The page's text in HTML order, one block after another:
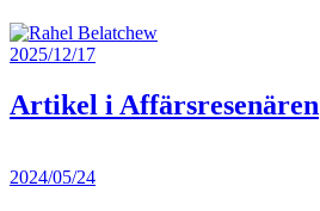
2025/12/17
Artikel i Affärsresenären
2024/05/24